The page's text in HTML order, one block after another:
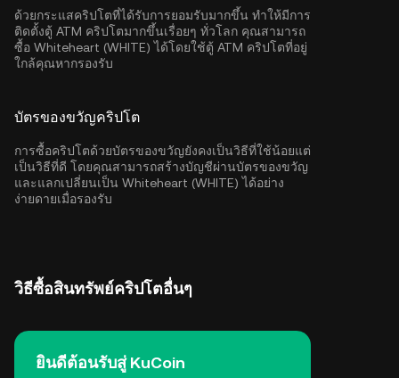
ด้วยกระแสคริปโตที่ได้รับการยอมรับมากขึ้น ทำให้มีการ
ติดตั้งตู้ ATM คริปโตมากขึ้นเรื่อยๆ ทั่วโลก คุณสามารถ
ซื้อ Whiteheart (WHITE) ได้โดยใช้ตู้ ATM คริปโตที่อยู่
ใกล้คุณหากรองรับ
บัตรของขวัญคริปโต
การซื้อคริปโตด้วยบัตรของขวัญยังคงเป็นวิธีที่ใช้น้อยแต่
เป็นวิธีที่ดี โดยคุณสามารถสร้างบัญชีผ่านบัตรของขวัญ
และแลกเปลี่ยนเป็น Whiteheart (WHITE) ได้อย่าง
ง่ายดายเมื่อรองรับ
วิธีซื้อสินทรัพย์คริปโตอื่นๆ
ยินดีต้อนรับสู่ KuCoin